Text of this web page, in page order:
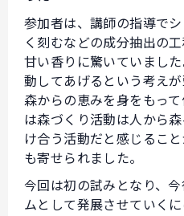
参加者は、講師の指導で
く刻むなどの成分抽出の
甘い香りに驚いていまし
動してあげるという考え
森からの恵みを身をもっ
は森づくり活動は人から
け合う活動だと感じるこ
も寄せられました。
今回は初の試みとなり、
ムとして発展させていく